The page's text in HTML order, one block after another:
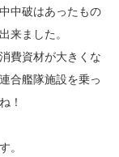
中破はあったもの
来ました。
費資材が大きくな
合艦隊施設を乗っ
！
。